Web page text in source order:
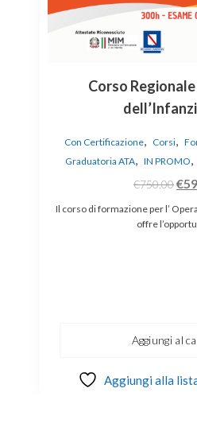
Corso
Con Certificazione, Corsi,
Graduatoria ATA, IN PROMO,
€750.00€
Il corso di formazione per l’
offre
Aggiungi al
Aggiungi alla